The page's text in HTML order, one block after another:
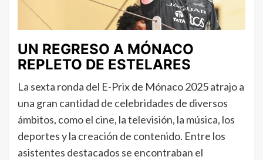
UN REGRESO A MÓNACO
REPLETO DE ESTELARES
La sexta ronda del E-Prix de Mónaco 2025 atrajo a
una gran cantidad de celebridades de diversos
ámbitos, como el cine, la televisión, la música, los
deportes y la creación de contenido. Entre los
asistentes destacados se encontraban el